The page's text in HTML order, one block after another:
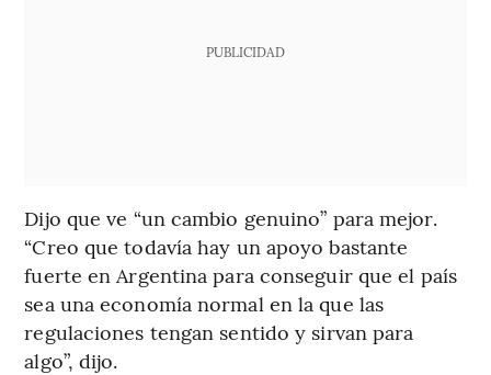
PUBLICIDAD
Dijo que ve “un cambio genuino” para mejor.
“Creo que todavía hay un apoyo bastante
fuerte en Argentina para conseguir que el país
sea una economía normal en la que las
regulaciones tengan sentido y sirvan para
algo”, dijo.